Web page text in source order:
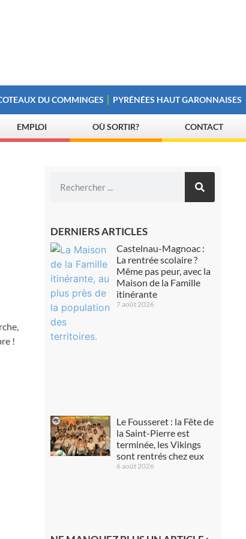
DU COMMINGES PYRÉNÉES HAUT GARONNAISES
EMPLOI OÙ SORTIR? CONTACT
!
DERNIERS ARTICLES
Castelnau-Magnoac :
La rentrée scolaire ?
Même pas peur, avec la
Maison de la Famille
itinérante
7 août 2026
Le Fousseret : la Fête de
la Saint-Pierre est
terminée, les Vikings
sont rentrés chez eux
6 août 2026